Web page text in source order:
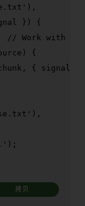
),
}) {
// Work with
{
{ signal
),
);
拷贝